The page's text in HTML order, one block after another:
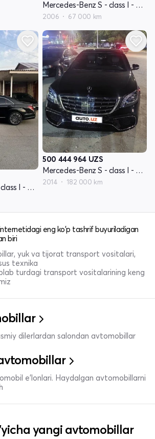
Mercedes-Benz S - class I - avlod W221
2006 67 000 km
Mercedes-Benz S - class I - avlod W221 restyling
500 444 964 UZS
Mercedes-Benz S - class I - avlod W222
2014 182 000 km
eng ko'p tashrif buyuriladigan
biri
yuk va tijorat transport vositalari,
texnika
turdagi transport vositalarining keng
dilerlardan salondan avtomobillar
e’lonlari. Haydalgan avtomobillarni
yangi avtomobillar